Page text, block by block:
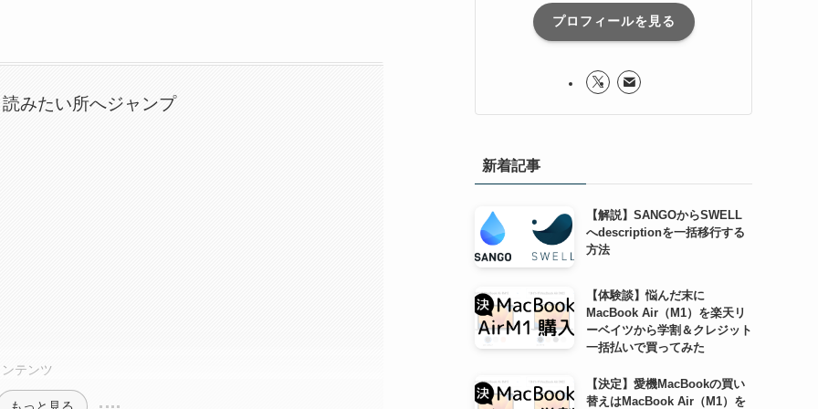
みたい所へジャンプ
テンツ
プロフィールを見る
新着記事
【解説】SANGOからSWELL
へdescriptionを一括移行する
方法
【体験談】悩んだ末に
MacBook Air（M1）を楽天リ
ーベイツから学割＆クレジット
一括払いで買ってみた
【決定】愛機MacBookの買い
替えはMacBook Air（M1）を